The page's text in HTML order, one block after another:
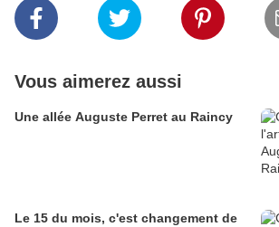
Vous aimerez aussi
Une allée Auguste Perret au Raincy
Le 15 du mois, c'est changement de